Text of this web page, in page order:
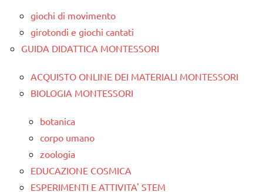
giochi di movimento
girotondi e giochi cantati
GUIDA DIDATTICA MONTESSORI
ACQUISTO ONLINE DEI MATERIALI MONTESSORI
BIOLOGIA MONTESSORI
botanica
corpo umano
zoologia
EDUCAZIONE COSMICA
ESPERIMENTI E ATTIVITA' STEM